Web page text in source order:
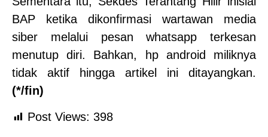
BAP ketika dikonfirmasi wartawan media
siber melalui pesan whatsapp terkesan
menutup diri. Bahkan, hp android miliknya
tidak aktif hingga artikel ini ditayangkan.
(*/fin)
Post Views: 398